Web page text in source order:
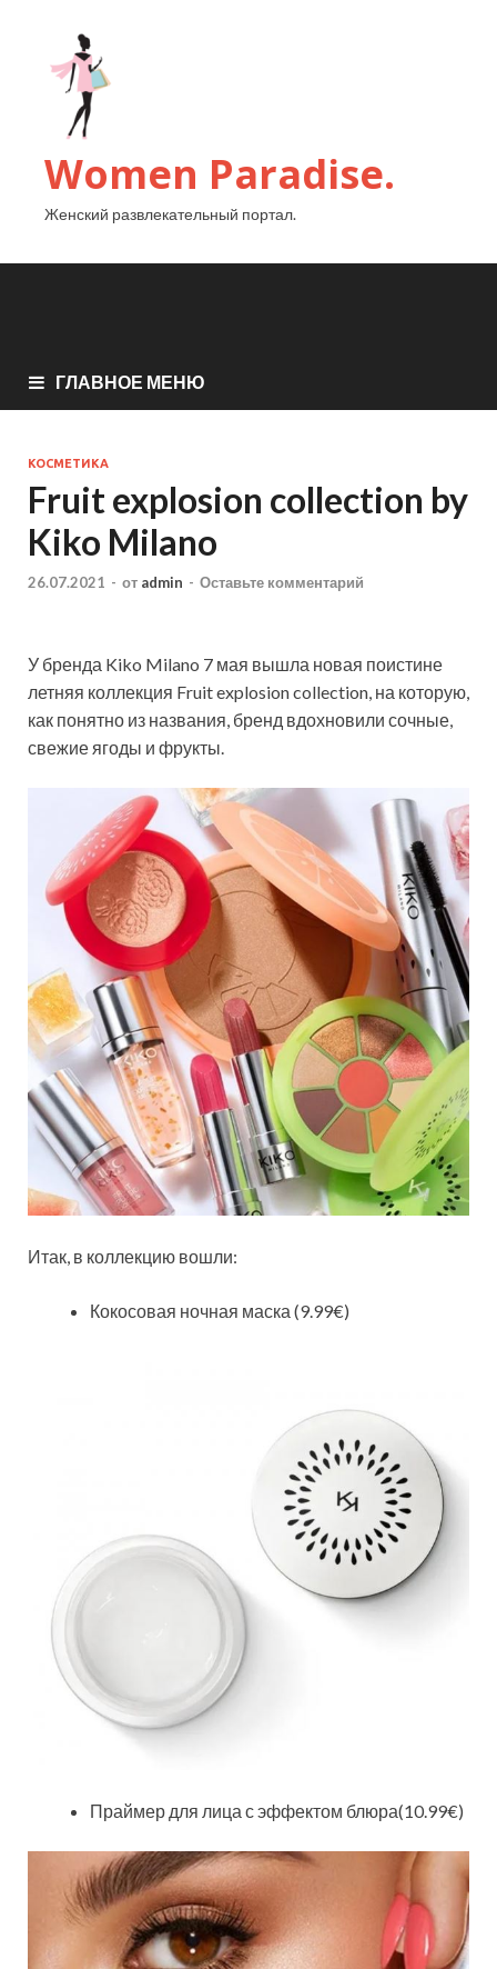
Women Paradise.
Женский развлекательный портал.
ГЛАВНОЕ МЕНЮ
КОСМЕТИКА
Fruit explosion collection by
Kiko Milano
26.07.2021 - от admin - Оставьте комментарий
У бренда Kiko Milano 7 мая вышла новая поистине
летняя коллекция Fruit explosion collection, на которую,
как понятно из названия, бренд вдохновили сочные,
свежие ягоды и фрукты.
Итак, в коллекцию вошли:
Кокосовая ночная маска (9.99€)
Праймер для лица с эффектом блюра(10.99€)